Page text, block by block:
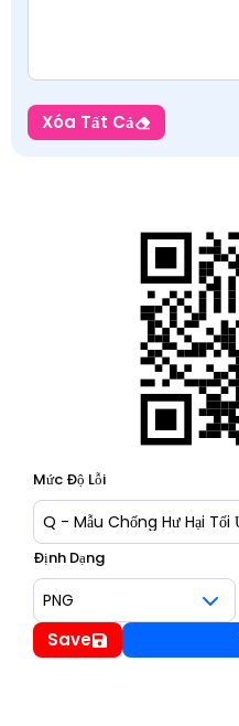
Xóa Tất Cả
Mức Độ Lỗi
Định Dạng
Save